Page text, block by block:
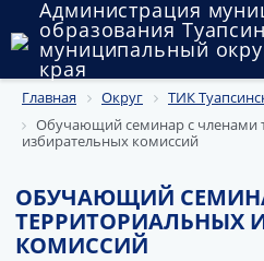
Администрация
образования
муниципальный
края
Округ
Администрация
Муниципальные закупки
Государственный и
Главная Округ ТИК
Обучающий семинар с членами
избирательных комиссий
ОБУЧАЮЩИЙ
ТЕРРИТОРИАЛЬНЫХ
КОМИССИЙ